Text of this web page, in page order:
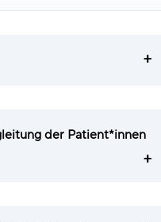
der Patient*innen